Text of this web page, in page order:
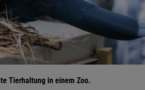
Tierhaltung in einem Zoo.